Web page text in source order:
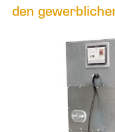
den